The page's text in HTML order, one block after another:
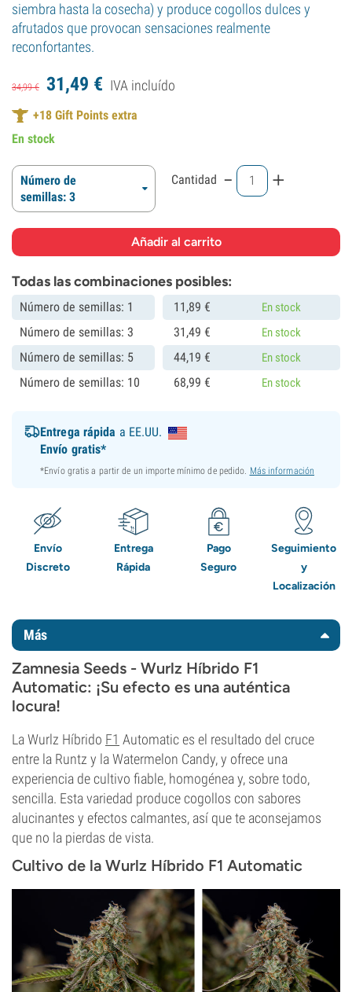
siembra hasta la cosecha) y produce cogollos dulces y
afrutados que provocan sensaciones realmente
reconfortantes.
34,99€ 31,49 € IVA incluído
+18 Gift Points extra
En stock
Número de
semillas: 3
Cantidad - +
Todas las combinaciones posibles:
Número de semillas: 1 11,89 € En stock
Número de semillas: 3 31,49 € En stock
Número de semillas: 5 44,19 € En stock
Número de semillas: 10 68,99 € En stock
Entrega rápida a EE.UU.
Envío gratis*
*Envío gratis a partir de un importe mínimo de pedido. Más información
Envío
Discreto
Entrega
Rápida
Pago
Seguro
Seguimiento
y
Localización
Más
Zamnesia Seeds - Wurlz Híbrido F1
Automatic: ¡Su efecto es una auténtica
locura!
La Wurlz Híbrido F1 Automatic es el resultado del cruce
entre la Runtz y la Watermelon Candy, y ofrece una
experiencia de cultivo fiable, homogénea y, sobre todo,
sencilla. Esta variedad produce cogollos con sabores
alucinantes y efectos calmantes, así que te aconsejamos
que no la pierdas de vista.
Cultivo de la Wurlz Híbrido F1 Automatic